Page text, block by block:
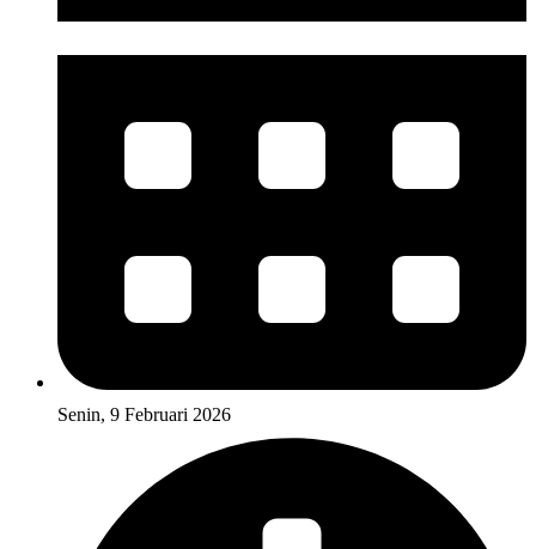
Senin, 9 Februari 2026